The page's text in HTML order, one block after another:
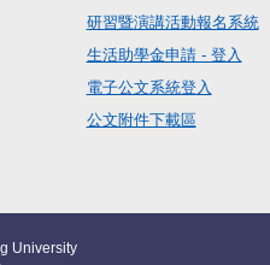
研習暨演講活動報名系統
生活助學金申請 - 登入
電子公文系統登入
公文附件下載區
University